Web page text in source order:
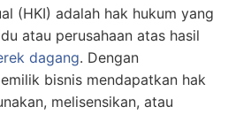
(HKI) adalah hak hukum yang
atau perusahaan atas hasil
dagang. Dengan
bisnis mendapatkan hak
melisensikan, atau